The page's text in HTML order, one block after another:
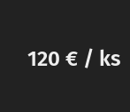
120 € / ks